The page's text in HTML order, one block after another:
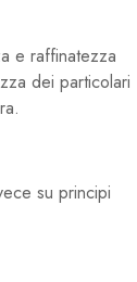
e raffinatezza
dei particolari
su principi